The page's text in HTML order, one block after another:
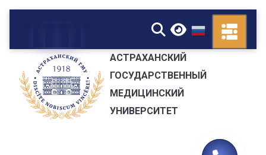
▼
АСТРАХАНСКИЙ
ГОСУДАРСТВЕННЫЙ
МЕДИЦИНСКИЙ
УНИВЕРСИТЕТ